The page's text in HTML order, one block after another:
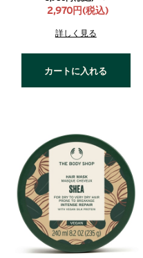
2,970円(税込)
詳しく見る
カートに入れる